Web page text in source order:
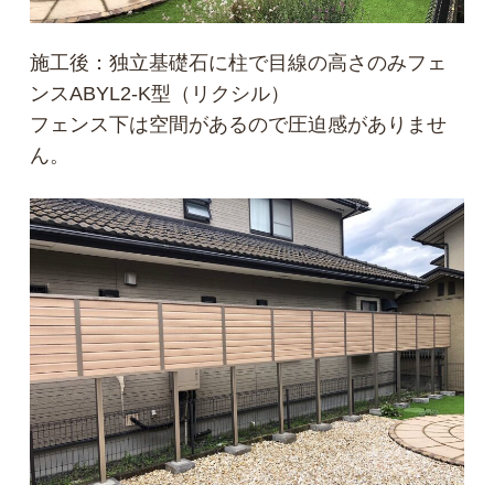
施工後：独立基礎石に柱で目線の高さのみフェ
ンスABYL2-K型（リクシル）
フェンス下は空間があるので圧迫感がありませ
ん。